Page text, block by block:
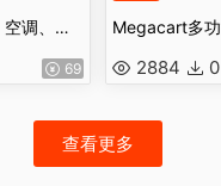
外贸商城手机、电视、空调、笔记本电脑、家用电器小工具电子商店 Elementor WooCommerce 主题
69 2884 0
查看更多